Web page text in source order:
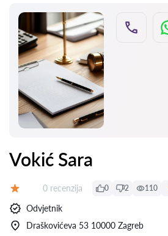
Vokić Sara
Recenzija:
0 recenzija 0 2 110
Odvjetnik
Draškovićeva 53 10000 Zagreb